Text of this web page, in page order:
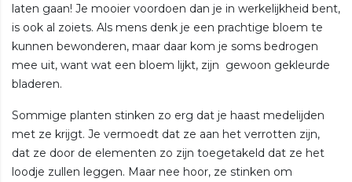
laten gaan! Je mooier voordoen dan je in werkelijkheid bent,
is ook al zoiets. Als mens denk je een prachtige bloem te
kunnen bewonderen, maar daar kom je soms bedrogen
mee uit, want wat een bloem lijkt, zijn gewoon gekleurde
bladeren.
Sommige planten stinken zo erg dat je haast medelijden
met ze krijgt. Je vermoedt dat ze aan het verrotten zijn,
dat ze door de elementen zo zijn toegetakeld dat ze het
loodje zullen leggen. Maar nee hoor, ze stinken om